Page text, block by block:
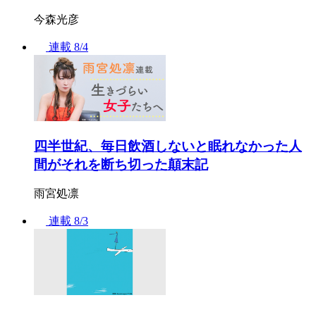
今森光彦
連載 8/4
四半世紀、毎日飲酒しないと眠れなかった人
間がそれを断ち切った顛末記
雨宮処凛
連載 8/3